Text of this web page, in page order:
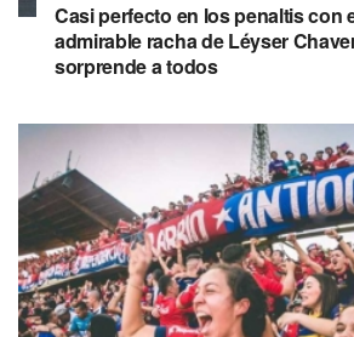
Casi perfecto en los penaltis con
admirable racha de Léyser
sorprende a todos